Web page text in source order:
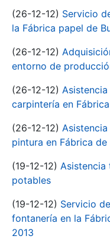
(26-12-12) Servicio
la Fábrica papel de
(26-12-12)
entorno de
(26-12-12)
carpintería en
(26-12-12)
pintura en Fábrica de
(19-12-12) Asistencia
potables
(19-12-12) Servicio
fontanería en la
2013